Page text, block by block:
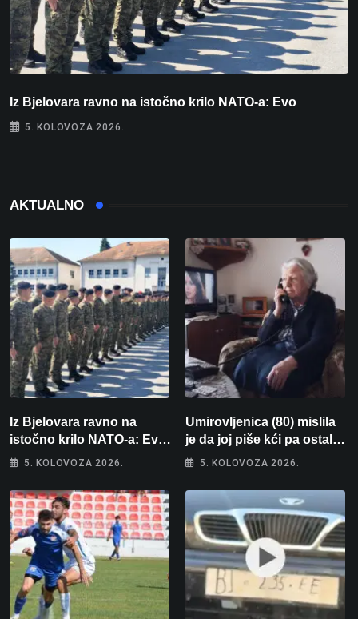
Iz Bjelovara ravno na istočno krilo NATO-a: Evo
5. KOLOVOZA 2026.
AKTUALNO
Iz Bjelovara ravno na
istočno krilo NATO-a: Evo
kamo odlazi 82 hrvatska
5. KOLOVOZA 2026.
Umirovljenica (80) mislila
je da joj piše kći pa ostala
bez 1000 eura
5. KOLOVOZA 2026.